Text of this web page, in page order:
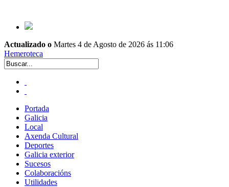
Actualizado o Martes 4 de Agosto de 2026 ás 11:06
Hemeroteca
Portada
Galicia
Local
Axenda Cultural
Deportes
Galicia exterior
Sucesos
Colaboracións
Utilidades